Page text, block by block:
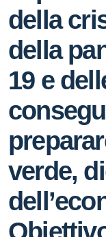
della
della
19 e
verde,